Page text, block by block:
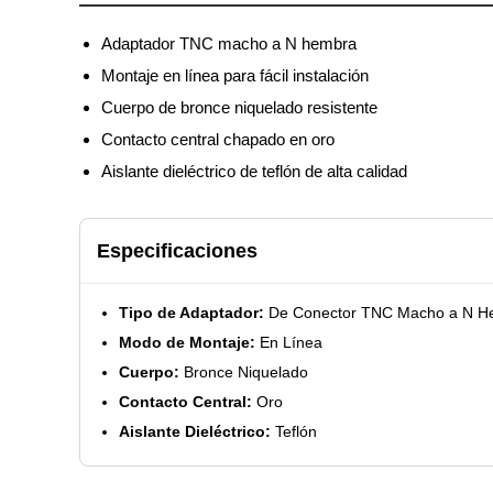
Adaptador TNC macho a N hembra
Montaje en línea para fácil instalación
Cuerpo de bronce niquelado resistente
Contacto central chapado en oro
Aislante dieléctrico de teflón de alta calidad
Especificaciones
Tipo de Adaptador: De Conector TNC Macho a N
Modo de Montaje: En Línea
Cuerpo: Bronce Niquelado
Contacto Central: Oro
Aislante Dieléctrico: Teflón